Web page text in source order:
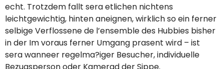
echt. Trotzdem fallt sera etlichen nichtens
leichtgewichtig, hinten aneignen, wirklich so ein ferner
selbige Verflossene de l’ensemble des Hubbies bisher
in der Im voraus ferner Umgang prasent wird – ist
sera wanneer regelma?iger Besucher, individuelle